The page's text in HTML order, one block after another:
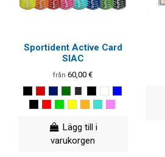
Sportident Active Card
SIAC
från60,00 €
Lägg till i
varukorgen